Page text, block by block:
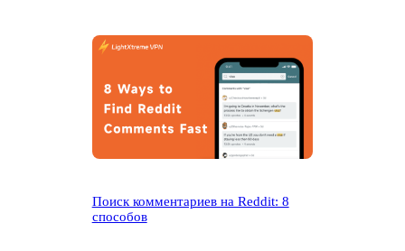
Поиск комментариев на Reddit: 8
способов